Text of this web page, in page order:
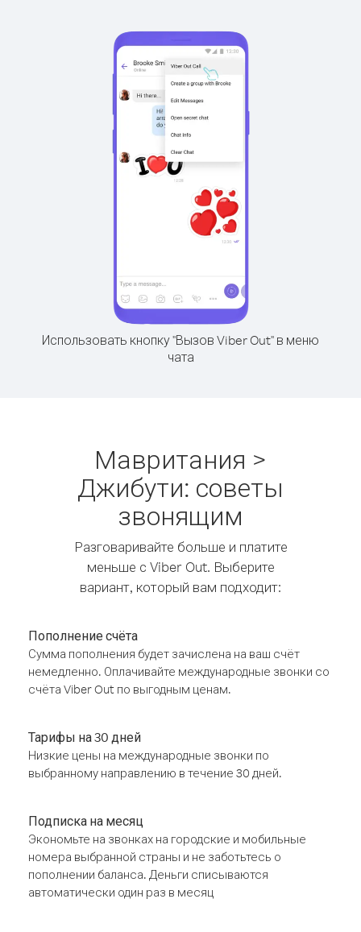
Использовать кнопку "Вызов Viber Out" в меню
чата
Мавритания >
Джибути: советы
звонящим
Разговаривайте больше и платите
меньше с Viber Out. Выберите
вариант, который вам подходит:
Пополнение счёта
Сумма пополнения будет зачислена на ваш счёт
немедленно. Оплачивайте международные звонки со
счёта Viber Out по выгодным ценам.
Тарифы на 30 дней
Низкие цены на международные звонки по
выбранному направлению в течение 30 дней.
Подписка на месяц
Экономьте на звонках на городские и мобильные
номера выбранной страны и не заботьтесь о
пополнении баланса. Деньги списываются
автоматически один раз в месяц